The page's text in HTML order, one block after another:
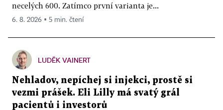
necelých 600. Zatímco první varianta je...
6. 8. 2026 ▪ 5 min. čtení
LUDĚK VAINERT
Nehladov, nepíchej si injekci, prostě si
vezmi prášek. Eli Lilly má svatý grál
pacientů i investorů